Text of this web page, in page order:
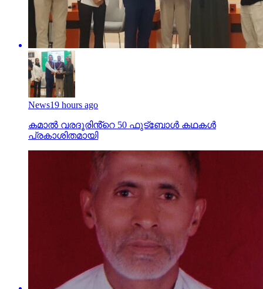
News19 hours ago
കമാൽ വരദൂരിൻ്റെ 50 ഫുട്ബോൾ കഥകൾ
പ്രകാശിതമായി